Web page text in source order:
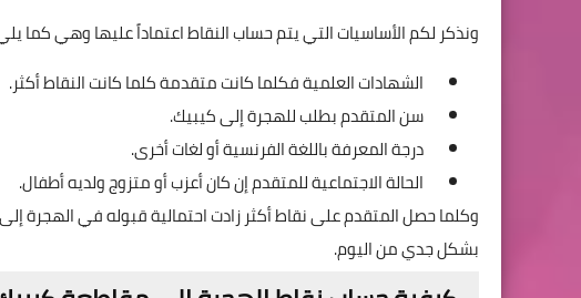
ونذكر لكم الأساسيات التي يتم حساب النقاط اعتماداً عليها وهي كما
الشهادات العلمية فكلما كانت متقدمة كلما كانت النقاط أكثر.
سن المتقدم بطلب للهجرة إلى كيبيك.
درجة المعرفة باللغة الفرنسية أو لغات أخرى.
الحالة الاجتماعية للمتقدم إن كان أعزب أو متزوج ولديه أطفال.
وكلما حصل المتقدم على نقاط أكثر زادت احتمالية قبوله في الهجرة
بشكل جدي من اليوم.